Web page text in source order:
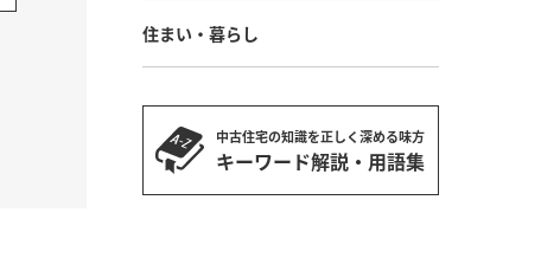
住まい・暮らし
中古住宅の知識を正しく深める味方
キーワード解説・用語集